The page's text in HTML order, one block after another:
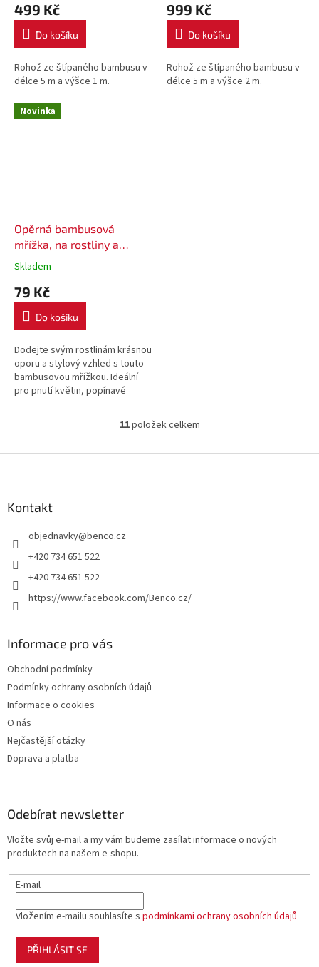
499 Kč
Do košíku
Rohož ze štípaného bambusu v
délce 5 m a výšce 1 m.
999 Kč
Do košíku
Rohož ze štípaného bambusu v
délce 5 m a výšce 2 m.
Novinka
Opěrná bambusová
mřížka, na rostliny a
květiny, 45 x 23 cm, sada 3
Skladem
79 Kč
Do košíku
Dodejte svým rostlinám krásnou
oporu a stylový vzhled s touto
bambusovou mřížkou. Ideální
pro pnutí květin, popínavé
balkoně nebo na zahradě.
O
l
y
11položek celkem
Kontakt
objednavky@benco.cz
+420 734 651 522
+420 734 651 522
https://www.facebook.com/Benco.cz/
Informace pro vás
Obchodní podmínky
Podmínky ochrany osobních údajů
Informace o cookies
O nás
Nejčastější otázky
Doprava a platba
Odebírat newsletter
Vložte svůj e-mail a my vám budeme zasílat informace o nových
produktech na našem e-shopu.
E-mail
Vložením e-mailu souhlasíte s podmínkami ochrany osobních údajů
PŘIHLÁSIT SE